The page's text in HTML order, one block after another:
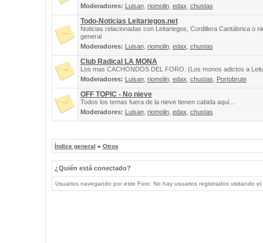
Moderadores: Luisan, riomolin, edax chustas
Todo-Noticias Leitariegos.net
Noticias relacionadas con Leitariegos, Cordillera Cantábrica o
general
Moderadores: Luisan, riomolin, edax chustas
Club Radical LA MONA
Los mas CACHONDOS DEL FORO. (Los monos adictos a
Moderadores: Luisan, riomolin, edax chustas Portobrute
OFF TOPIC - No nieve
Todos los temas fuera de la nieve tienen cabida aquí...
Moderadores: Luisan, riomolin, edax chustas
Índice general » Otros
¿Quién está conectado?
Usuarios navegando por este Foro: No hay usuarios registrados visitando